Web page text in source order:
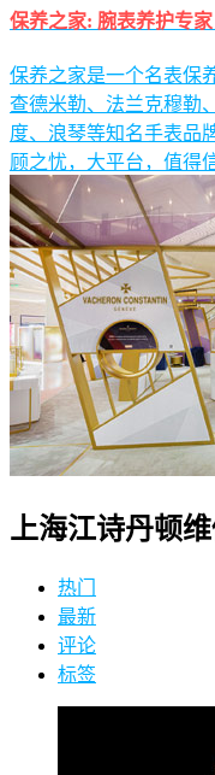
保养之家: 腕表养护专家
保养之家是一个名表保
查德米勒、法兰克穆勒
度、浪琴等知名手表品
顾之忧，大平台，值得
上海江诗丹顿
热门
最新
评论
标签